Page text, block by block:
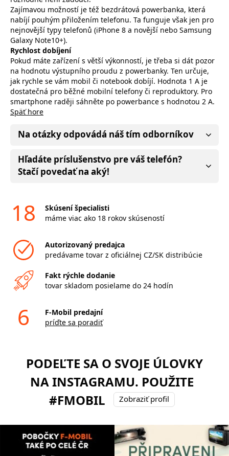
Zajímavou možností je též bezdrátová powerbanka, která
nabíjí pouhým přiložením telefonu. Ta funguje však jen pro
nejnovější typy telefonů (iPhone 8 a novější nebo Samsung
Galaxy Note10+).
Rychlost dobíjení
Pokud máte zařízení s větší výkonností, je třeba si dát pozor
na hodnotu výstupního proudu z powerbanky. Ten určuje,
jak rychle se vám mobil či notebook dobíjí. Hodnota 1 A je
dostatečná pro běžné mobilní telefony či reproduktory. Pro
smartphone raději sáhněte po powerbance s hodnotou 2 A.
Späť hore
Na otázky odpovádá náš tím odborníkov
Hľadáte príslušenstvo pre váš telefón?
Stačí povedať na aký!
18
Skúsení špecialisti
máme viac ako 18 rokov skúseností
Autorizovaný predajca
predávame tovar z oficiálnej CZ/SK distribúcie
Fakt rýchle dodanie
tovar skladom posielame do 24 hodín
6
F-Mobil predajní
príďte sa poradiť
PODEĽTE SA O SVOJE ÚLOVKY
NA INSTAGRAMU. POUŽITE
#FMOBIL
Zobraziť profil